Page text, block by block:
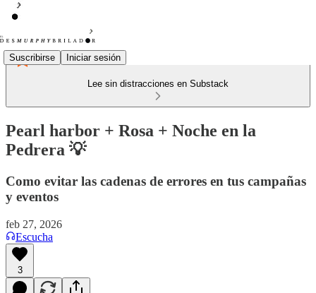
Suscribirse Iniciar sesión
Lee sin distracciones en Substack
Pearl harbor + Rosa + Noche en la
Pedrera 💡
Como evitar las cadenas de errores en tus campañas
y eventos
feb 27, 2026
Escucha
3